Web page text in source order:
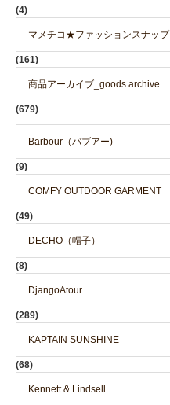
(4)
マメチコ★ファッションスナップ
(161)
商品アーカイブ_goods archive
(679)
Barbour（バブアー)
(9)
COMFY OUTDOOR GARMENT
(49)
DECHO（帽子）
(8)
DjangoAtour
(289)
KAPTAIN SUNSHINE
(68)
Kennett & Lindsell